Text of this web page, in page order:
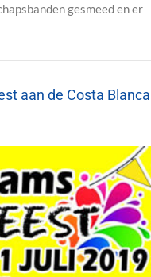
gesmeed en er
aan de Costa Blanca